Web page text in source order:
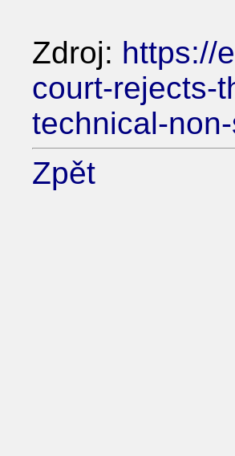
Zdroj: https://
court-rejects-
technical-
Zpět